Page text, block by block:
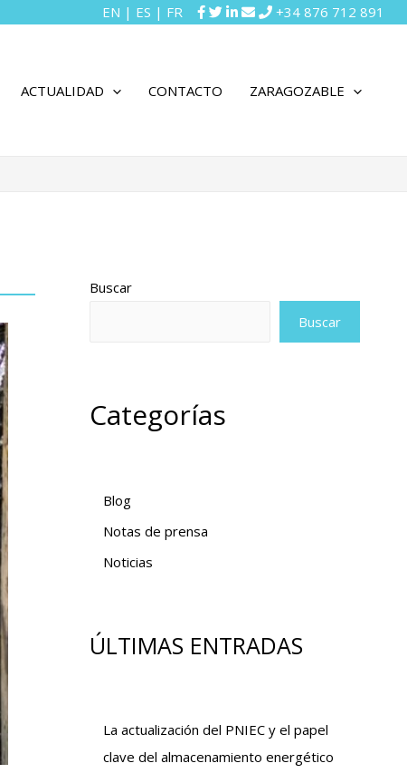
EN | ES | FR +34 876 712 891
ACTUALIDAD CONTACTO ZARAGOZABLE
Buscar
Buscar
Categorías
Blog
Notas de prensa
Noticias
ÚLTIMAS ENTRADAS
La actualización del PNIEC y el papel
clave del almacenamiento energético